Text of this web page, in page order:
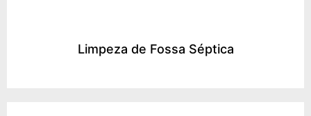
Limpeza de Fossa Séptica